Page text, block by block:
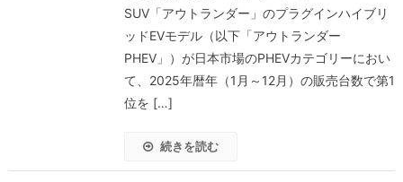
SUV「アウトランダー」のプラグインハイブリ
ッドEVモデル（以下「アウトランダー
PHEV」）が日本市場のPHEVカテゴリーにおい
て、2025年暦年（1月～12月）の販売台数で第1
位を […]
続きを読む